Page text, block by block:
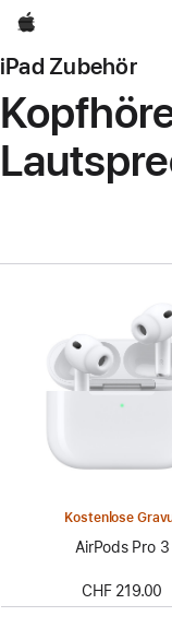
Apple
iPad Zubehör
Kostenlose
AirPods Pro 3
CHF 219.00